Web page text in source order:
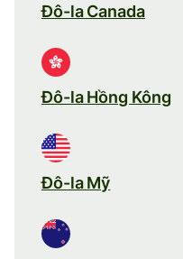
Đô-la Canada
Đô-la Hồng Kông
Đô-la Mỹ